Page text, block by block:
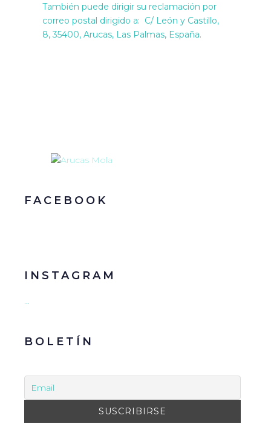
También puede dirigir su reclamación por
correo postal dirigido a: C/ León y Castillo,
8, 35400, Arucas, Las Palmas, España.
FACEBOOK
INSTAGRAM
…
BOLETÍN